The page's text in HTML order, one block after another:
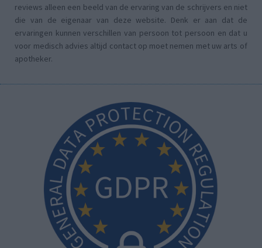
reviews alleen een beeld van de ervaring van de schrijvers en niet
die van de eigenaar van deze website. Denk er aan dat de
ervaringen kunnen verschillen van persoon tot persoon en dat u
voor medisch advies altijd contact op moet nemen met uw arts of
apotheker.